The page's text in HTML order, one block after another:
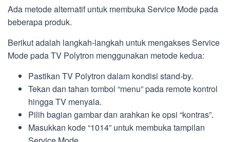
Ada metode alternatif untuk membuka Service Mode pada
beberapa produk.
Berikut adalah langkah-langkah untuk mengakses Service
Mode pada TV Polytron menggunakan metode kedua:
Pastikan TV Polytron dalam kondisi stand-by.
Tekan dan tahan tombol “menu” pada remote kontrol
hingga TV menyala.
Pilih bagian gambar dan arahkan ke opsi “kontras”.
Masukkan kode “1014” untuk membuka tampilan